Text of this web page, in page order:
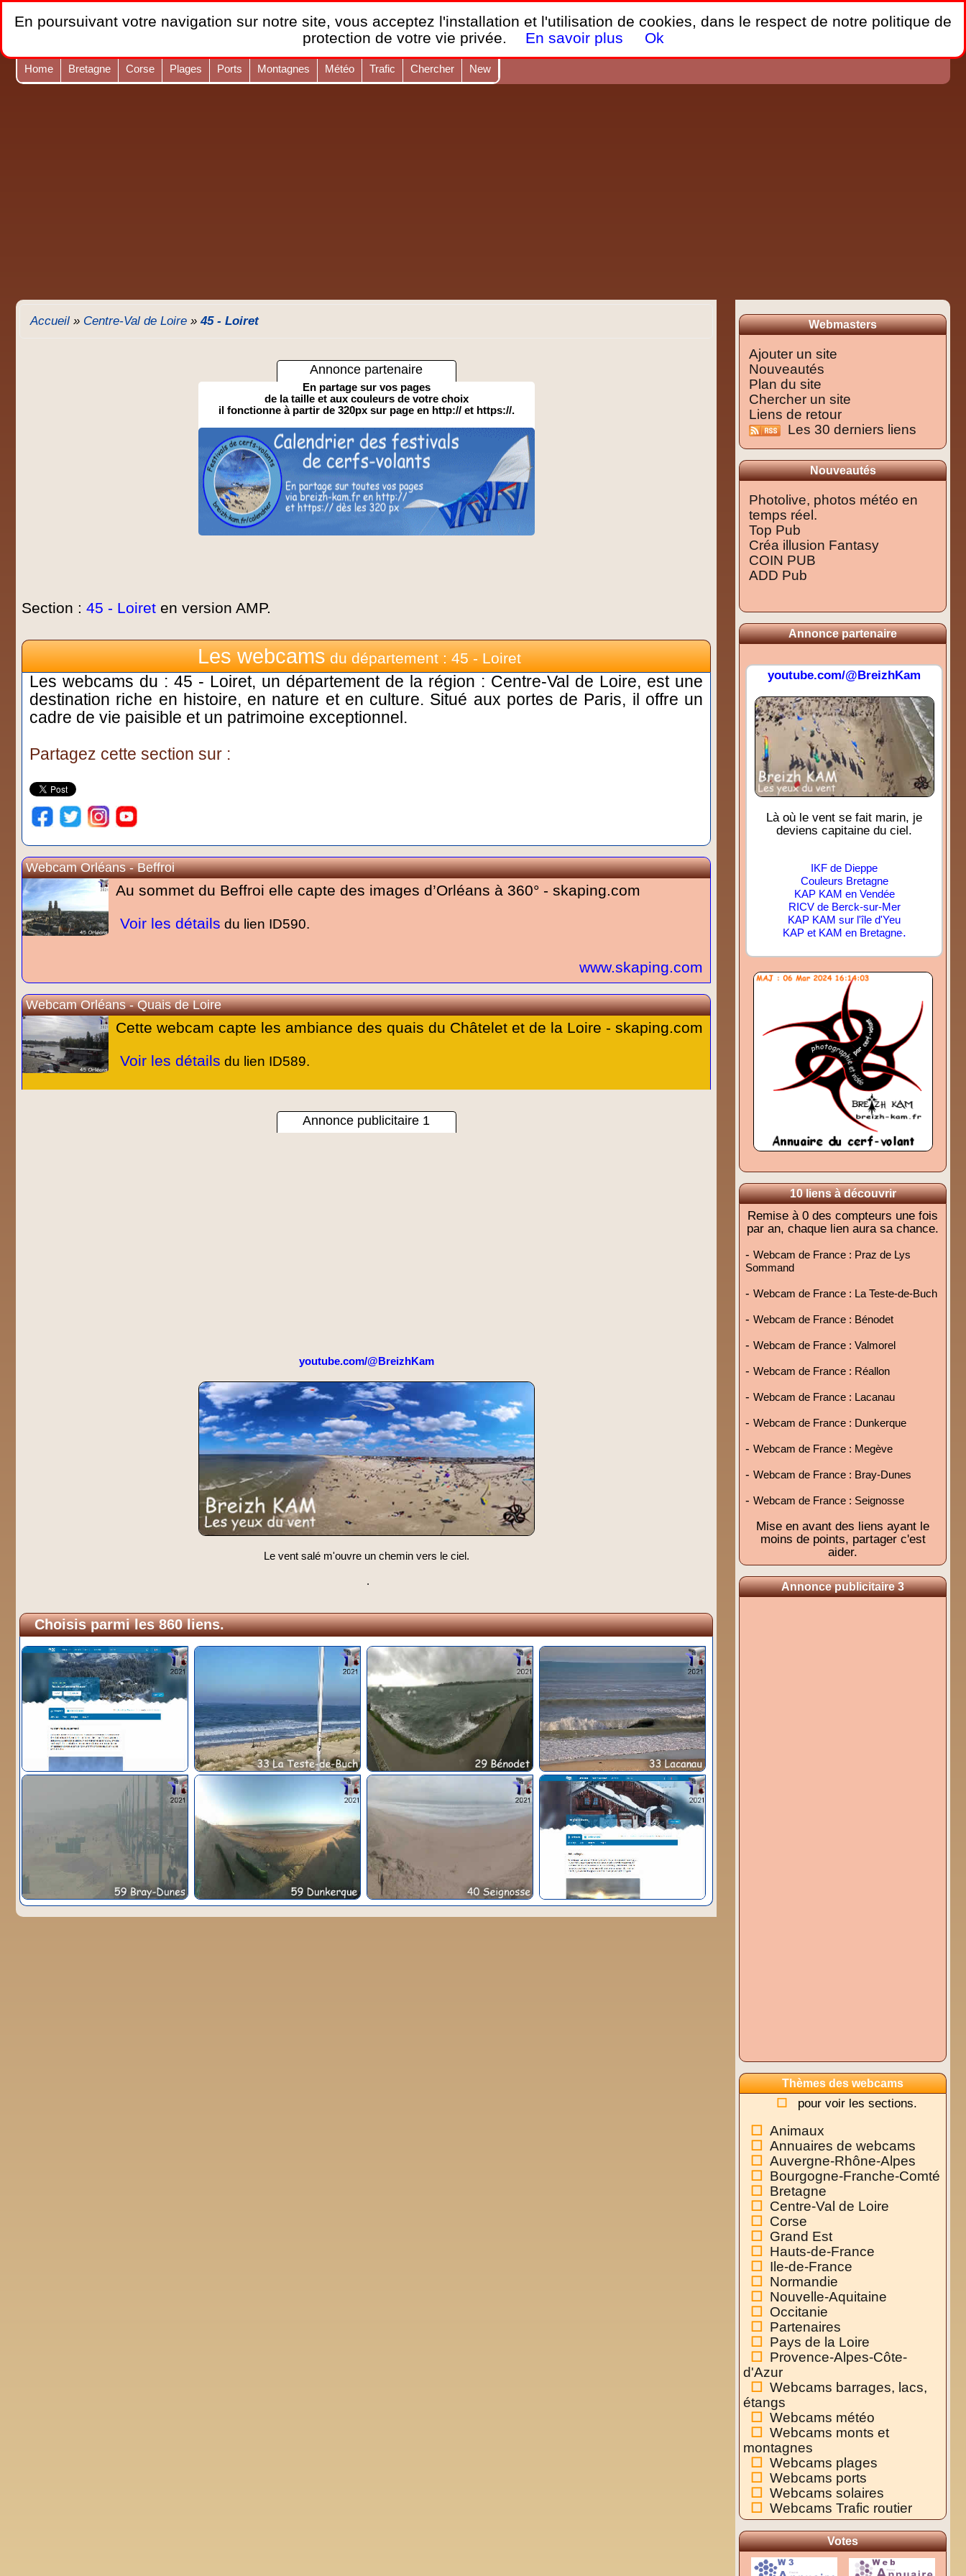
France Webcams,
Les webcams sur mobiles, portables et PC.
Home Bretagne Corse Plages Ports Montagnes Météo Trafic Chercher New
Accueil » Centre-Val de Loire »45 - Loiret
Annonce partenaire
En partage sur vos pages
de la taille et aux couleurs de votre choix
il fonctionne à partir de 320px sur page en http:// et https://.
Section : 45 - Loiret en version AMP.
Les webcamsdu département : 45 - Loiret
Les webcams du : 45 - Loiret, un département de la région : Centre-Val de Loire, est une
destination riche en histoire, en nature et en culture. Situé aux portes de Paris, il offre un
cadre de vie paisible et un patrimoine exceptionnel.
Partagez cette section sur :
Webcam Orléans - Beffroi
Au sommet du Beffroi elle capte des images d’Orléans à 360° - skaping.com
Voir les détails du lien ID590.
www.skaping.com
Webcam Orléans - Quais de Loire
Cette webcam capte les ambiance des quais du Châtelet et de la Loire - skaping.com
Voir les détails du lien ID589.
Annonce publicitaire 1
youtube.com/@BreizhKam
Le vent salé m'ouvre un chemin vers le ciel.
.
Choisis parmi les 860 liens.
Webmasters
Ajouter un site
Nouveautés
Plan du site
Chercher un site
Liens de retour
Les 30 derniers liens
Nouveautés
Photolive, photos météo en
temps réel.
Top Pub
Créa illusion Fantasy
COIN PUB
ADD Pub
Annonce partenaire
youtube.com/@BreizhKam
Là où le vent se fait marin, je
deviens capitaine du ciel.
IKF de Dieppe
Couleurs Bretagne
KAP KAM en Vendée
RICV de Berck-sur-Mer
KAP KAM sur l'île d'Yeu
KAP et KAM en Bretagne.
10 liens à découvrir
Remise à 0 des compteurs une fois
par an, chaque lien aura sa chance.
- Webcam de France : Praz de Lys
Sommand
- Webcam de France : La Teste-de-Buch
- Webcam de France : Bénodet
- Webcam de France : Valmorel
- Webcam de France : Réallon
- Webcam de France : Lacanau
- Webcam de France : Dunkerque
- Webcam de France : Megève
- Webcam de France : Bray-Dunes
- Webcam de France : Seignosse
Mise en avant des liens ayant le
moins de points, partager c'est
aider.
Annonce publicitaire 3
Thèmes des webcams
pour voir les sections.
Animaux
Annuaires de webcams
Auvergne-Rhône-Alpes
Bourgogne-Franche-Comté
Bretagne
Centre-Val de Loire
Corse
Grand Est
Hauts-de-France
Ile-de-France
Normandie
Nouvelle-Aquitaine
Occitanie
Partenaires
Pays de la Loire
Provence-Alpes-Côte-
d'Azur
Webcams barrages, lacs,
étangs
Webcams météo
Webcams monts et
montagnes
Webcams plages
Webcams ports
Webcams solaires
Webcams Trafic routier
Votes
En poursuivant votre navigation sur notre site, vous acceptez l'installation et l'utilisation de cookies, dans le respect de notre politique de
protection de votre vie privée.
En savoir plus Ok